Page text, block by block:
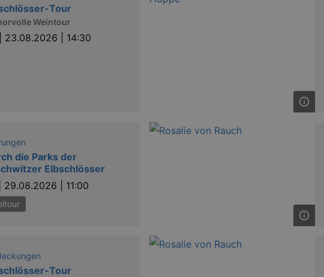
Tour
Weintour
23.08.2026 | 14:30
die Parks der
Elbschlösser
29.08.2026 | 11:00
Tour